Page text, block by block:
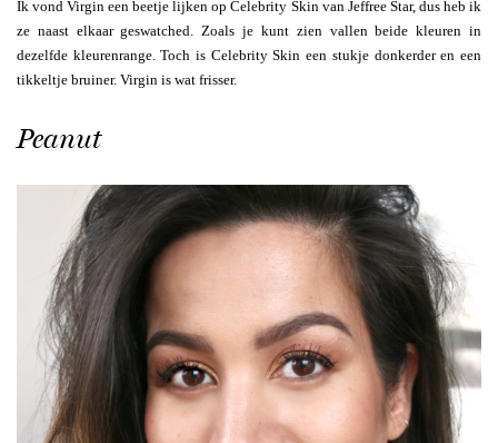
Ik vond Virgin een beetje lijken op Celebrity Skin van Jeffree Star, dus heb ik
ze naast elkaar geswatched. Zoals je kunt zien vallen beide kleuren in
dezelfde kleurenrange. Toch is Celebrity Skin een stukje donkerder en een
tikkeltje bruiner. Virgin is wat frisser.
Peanut